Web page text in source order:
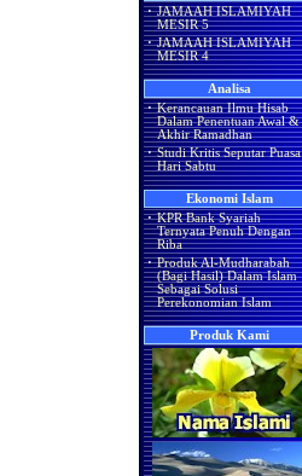
· JAMAAH ISLAMIYAH
MESIR 5
· JAMAAH ISLAMIYAH
MESIR 4
Analisa
· Kerancauan Ilmu Hisab
Dalam Penentuan Awal &
Akhir Ramadhan
· Studi Kritis Seputar Puasa
Hari Sabtu
Ekonomi Islam
· KPR Bank Syariah
Ternyata Penuh Dengan
Riba
· Produk Al-Mudharabah
(Bagi Hasil) Dalam Islam
Sebagai Solusi
Perekonomian Islam
Produk Kami